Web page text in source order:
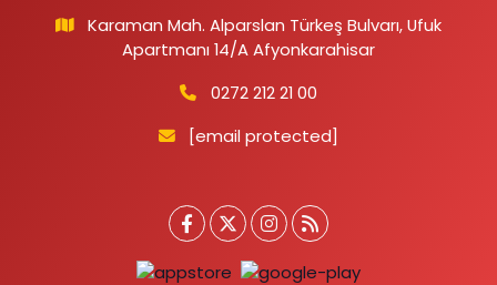
Karaman Mah. Alparslan Türkeş Bulvarı, Ufuk
Apartmanı 14/A Afyonkarahisar
0272 212 21 00
[email protected]